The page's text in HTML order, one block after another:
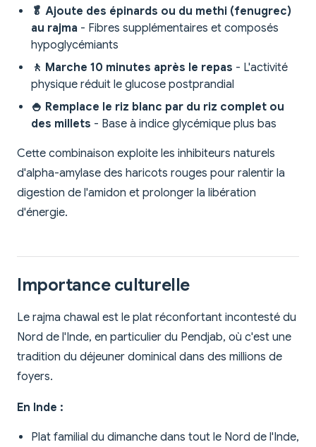
🥬 Ajoute des épinards ou du methi (fenugrec)
au rajma - Fibres supplémentaires et composés
hypoglycémiants
🚶 Marche 10 minutes après le repas - L'activité
physique réduit le glucose postprandial
🍚 Remplace le riz blanc par du riz complet ou
des millets - Base à indice glycémique plus bas
Cette combinaison exploite les inhibiteurs naturels
d'alpha-amylase des haricots rouges pour ralentir la
digestion de l'amidon et prolonger la libération
d'énergie.
Importance culturelle
Le rajma chawal est le plat réconfortant incontesté du
Nord de l'Inde, en particulier du Pendjab, où c'est une
tradition du déjeuner dominical dans des millions de
foyers.
En Inde :
Plat familial du dimanche dans tout le Nord de l'Inde,